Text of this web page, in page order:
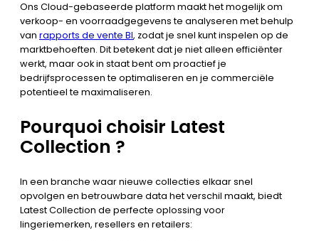
Ons Cloud-gebaseerde platform maakt het mogelijk om
verkoop- en voorraadgegevens te analyseren met behulp
van rapports de vente BI, zodat je snel kunt inspelen op de
marktbehoeften. Dit betekent dat je niet alleen efficiënter
werkt, maar ook in staat bent om proactief je
bedrijfsprocessen te optimaliseren en je commerciële
potentieel te maximaliseren.
Pourquoi choisir Latest
Collection ?
In een branche waar nieuwe collecties elkaar snel
opvolgen en betrouwbare data het verschil maakt, biedt
Latest Collection de perfecte oplossing voor
lingeriemerken, resellers en retailers: